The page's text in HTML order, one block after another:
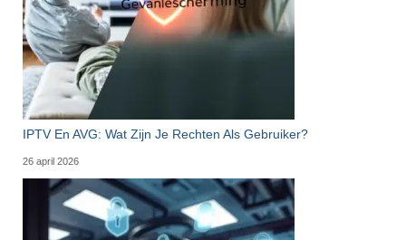
IPTV En AVG: Wat Zijn Je Rechten Als Gebruiker?
26 april 2026